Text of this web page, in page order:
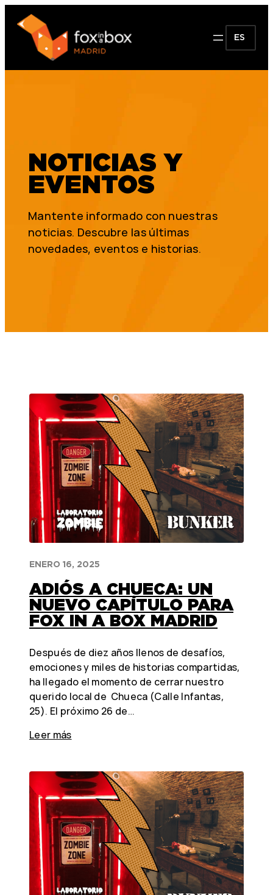
ES
NOTICIAS Y
EVENTOS
Mantente informado con nuestras
noticias. Descubre las últimas
novedades, eventos e historias.
ENERO 16, 2025
ADIÓS A CHUECA: UN
NUEVO CAPÍTULO PARA
FOX IN A BOX MADRID
Después de diez años llenos de desafíos,
emociones y miles de historias compartidas,
ha llegado el momento de cerrar nuestro
querido local de Chueca (Calle Infantas,
25). El próximo 26 de…
Leer más